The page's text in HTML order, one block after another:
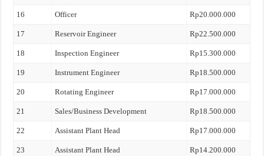
16 Officer Rp20.000.000
17 Reservoir Engineer Rp22.500.000
18 Inspection Engineer Rp15.300.000
19 Instrument Engineer Rp18.500.000
20 Rotating Engineer Rp17.000.000
21 Sales/Business Development Rp18.500.000
22 Assistant Plant Head Rp17.000.000
23 Assistant Plant Head Rp14.200.000